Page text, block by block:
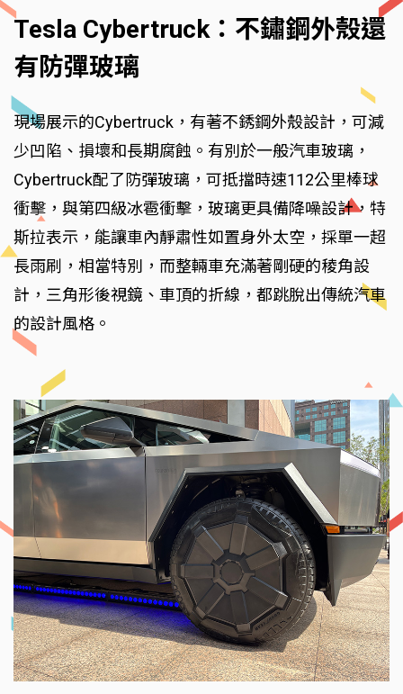
Tesla Cybertruck：不鏽鋼外殼還
有防彈玻璃
現場展示的Cybertruck，有著不銹鋼外殼設計，可減
少凹陷、損壞和長期腐蝕。有別於一般汽車玻璃，
Cybertruck配了防彈玻璃，可抵擋時速112公里棒球
衝擊，與第四級冰雹衝擊，玻璃更具備降噪設計，特
斯拉表示，能讓車內靜肅性如置身外太空，採單一超
長雨刷，相當特別，而整輛車充滿著剛硬的稜角設
計，三角形後視鏡、車頂的折線，都跳脫出傳統汽車
的設計風格。